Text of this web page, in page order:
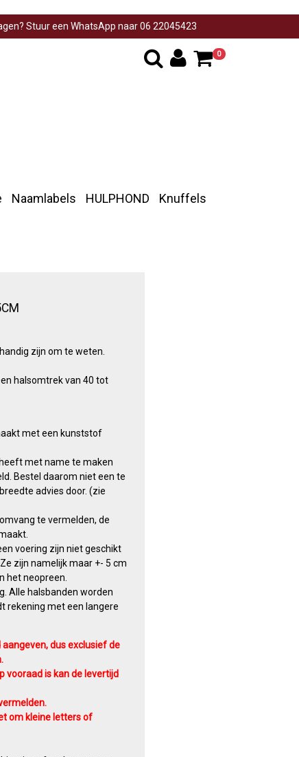
Stuur een WhatsApp naar 06 22045423
0
Naamlabels HULPHOND Knuffels
zijn om te weten.
halsomtrek van 40 tot
met een kunststof
met name te maken
Bestel daarom niet een te
advies door. (zie
te vermelden, de
voering zijn niet geschikt
zijn namelijk maar +- 5 cm
het neopreen.
Alle halsbanden worden
rekening met een langere
dus exclusief de
vooraad is kan de levertijd
om kleine letters of